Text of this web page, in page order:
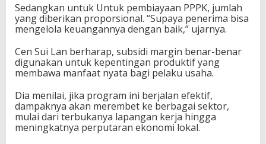
Sedangkan untuk Untuk pembiayaan PPPK, jumlah
yang diberikan proporsional. “Supaya penerima bisa
mengelola keuangannya dengan baik,” ujarnya.
Cen Sui Lan berharap, subsidi margin benar-benar
digunakan untuk kepentingan produktif yang
membawa manfaat nyata bagi pelaku usaha.
Dia menilai, jika program ini berjalan efektif,
dampaknya akan merembet ke berbagai sektor,
mulai dari terbukanya lapangan kerja hingga
meningkatnya perputaran ekonomi lokal.